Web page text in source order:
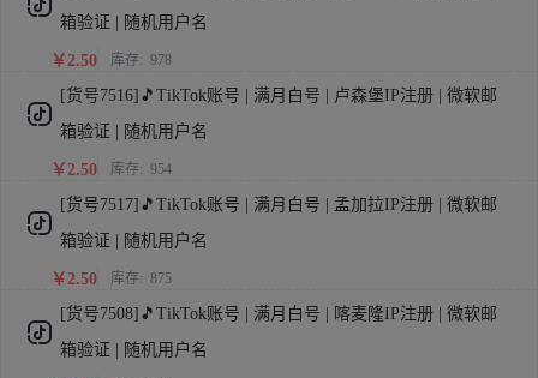
箱验证 | 随机用户名
￥2.50 库存: 978
[货号7516]🎵TikTok账号 | 满月白号 | 卢森堡IP注册 | 微软邮
箱验证 | 随机用户名
￥2.50 库存: 954
[货号7517]🎵TikTok账号 | 满月白号 | 孟加拉IP注册 | 微软邮
箱验证 | 随机用户名
￥2.50 库存: 875
[货号7508]🎵TikTok账号 | 满月白号 | 喀麦隆IP注册 | 微软邮
箱验证 | 随机用户名